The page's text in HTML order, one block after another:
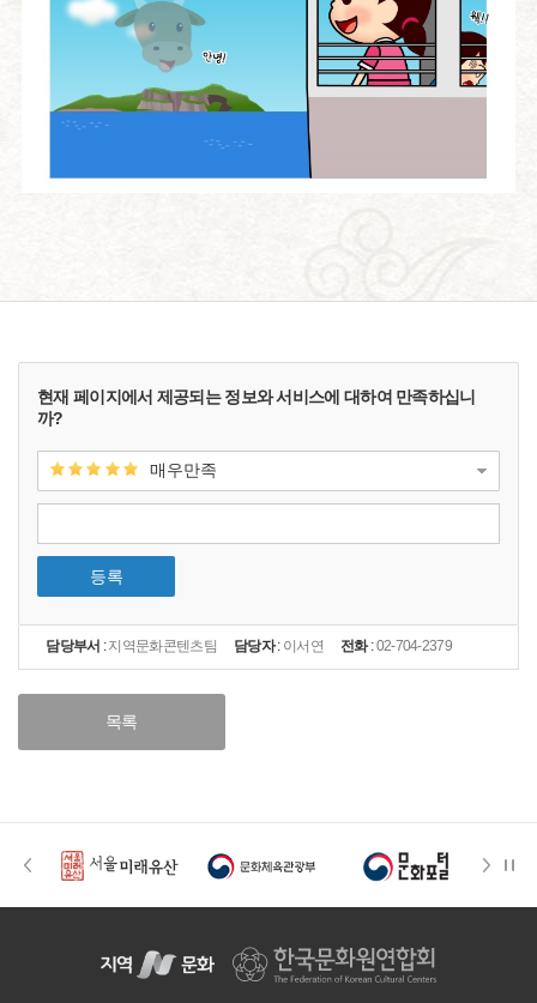
현재 페이지에서 제공되는 정보와 서비스에 대하여 만족하십니
까?
매우만족
등록
담당부서 :지역문화콘텐츠팀 담당자: 이서연 전화:02-704-2379
목록